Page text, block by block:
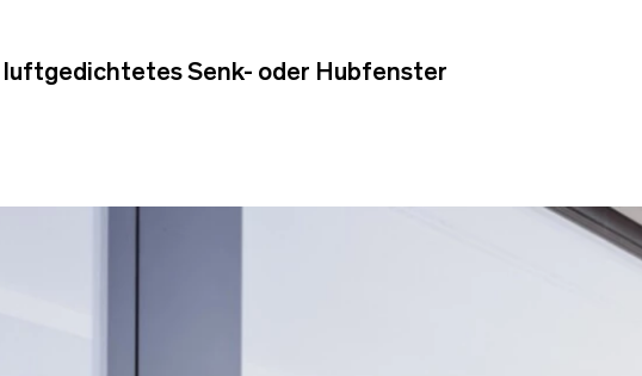
luftgedichtetes Senk- oder Hubfenster